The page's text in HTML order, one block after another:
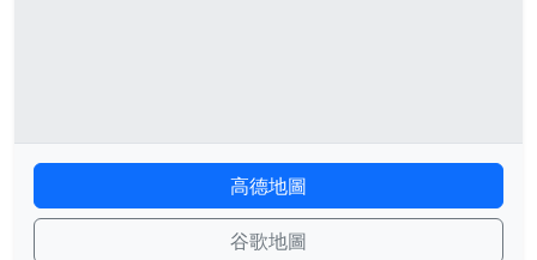
高德地圖
谷歌地圖